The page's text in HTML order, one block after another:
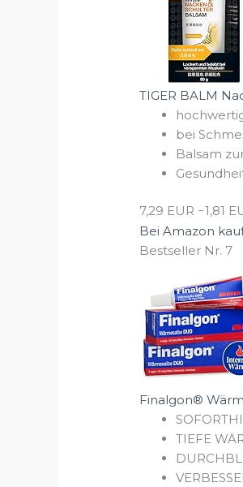
TIGER BALM
bei
Balsam
7,29 EUR −1,81
Bei Amazon
Bestseller Nr. 7
Finalgon®
TIEFE